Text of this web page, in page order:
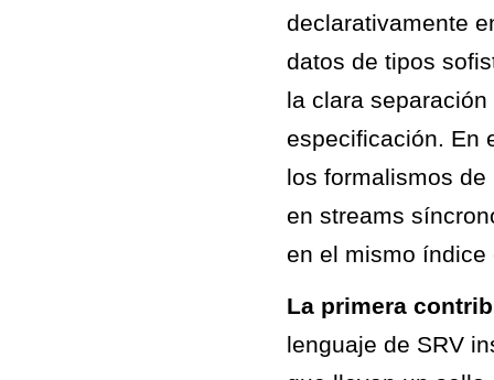
declarativamente
datos de tipos
la clara
especificación. En
los formalismos
en streams
en el mismo índice
La primera
lenguaje de SRV